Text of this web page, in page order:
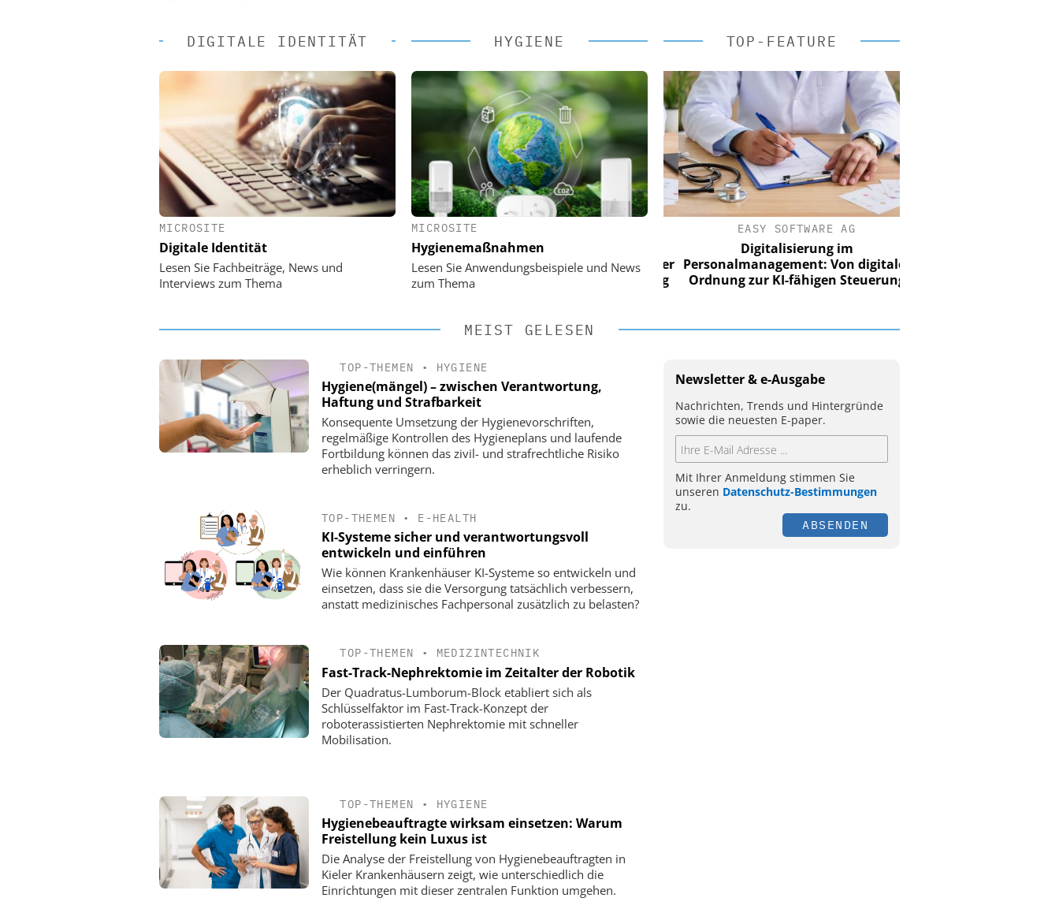
DIGITALE IDENTITÄT
MICROSITE
Digitale Identität
Lesen Sie Fachbeiträge, News und
Interviews zum Thema
HYGIENE
MICROSITE
Hygienemaßnahmen
Lesen Sie Anwendungsbeispiele und News
zum Thema
TOP-FEATURE
Digitalisierung im
Personalmanagement: Von digitaler
Ordnung zur KI-fähigen Steuerung
Digitalisierung im
Personalmanagement: Von digitaler
Ordnung zur KI-fähigen Steuerung
EASY SOFTWARE AG
Digitalisierung im
Personalmanagement: Von digitaler
Ordnung zur KI-fähigen Steuerung
MEIST GELESEN
TOP-THEMEN • HYGIENE
Hygiene(mängel) – zwischen Verantwortung,
Haftung und Strafbarkeit
Konsequente Umsetzung der Hygienevorschriften,
regelmäßige Kontrollen des Hygieneplans und laufende
Fortbildung können das zivil- und strafrechtliche Risiko
erheblich verringern.
TOP-THEMEN • E-HEALTH
KI-Systeme sicher und verantwortungsvoll
entwickeln und einführen
Wie können Krankenhäuser KI-Systeme so entwickeln und
einsetzen, dass sie die Versorgung tatsächlich verbessern,
anstatt medizinisches Fachpersonal zusätzlich zu belasten?
TOP-THEMEN • MEDIZINTECHNIK
Fast-Track-Nephrektomie im Zeitalter der Robotik
Der Quadratus-Lumborum-Block etabliert sich als
Schlüsselfaktor im Fast-Track-Konzept der
roboterassistierten Nephrektomie mit schneller
Mobilisation.
TOP-THEMEN • HYGIENE
Hygienebeauftragte wirksam einsetzen: Warum
Freistellung kein Luxus ist
Die Analyse der Freistellung von Hygienebeauftragten in
Kieler Krankenhäusern zeigt, wie unterschiedlich die
Einrichtungen mit dieser zentralen Funktion umgehen.
Newsletter & e-Ausgabe
Nachrichten, Trends und Hintergründe
sowie die neuesten E-paper.
Mit Ihrer Anmeldung stimmen Sie
unseren Datenschutz-Bestimmungen
zu.
ABSENDEN